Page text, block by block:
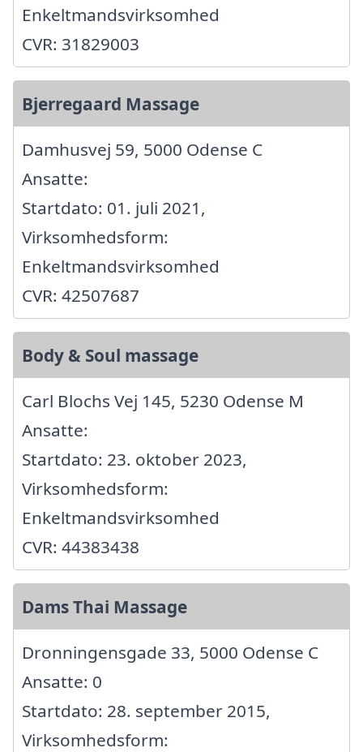
Enkeltmandsvirksomhed
CVR: 31829003
Bjerregaard Massage
Damhusvej 59, 5000 Odense C
Ansatte:
Startdato: 01. juli 2021,
Virksomhedsform:
Enkeltmandsvirksomhed
CVR: 42507687
Body & Soul massage
Carl Blochs Vej 145, 5230 Odense M
Ansatte:
Startdato: 23. oktober 2023,
Virksomhedsform:
Enkeltmandsvirksomhed
CVR: 44383438
Dams Thai Massage
Dronningensgade 33, 5000 Odense C
Ansatte: 0
Startdato: 28. september 2015,
Virksomhedsform: